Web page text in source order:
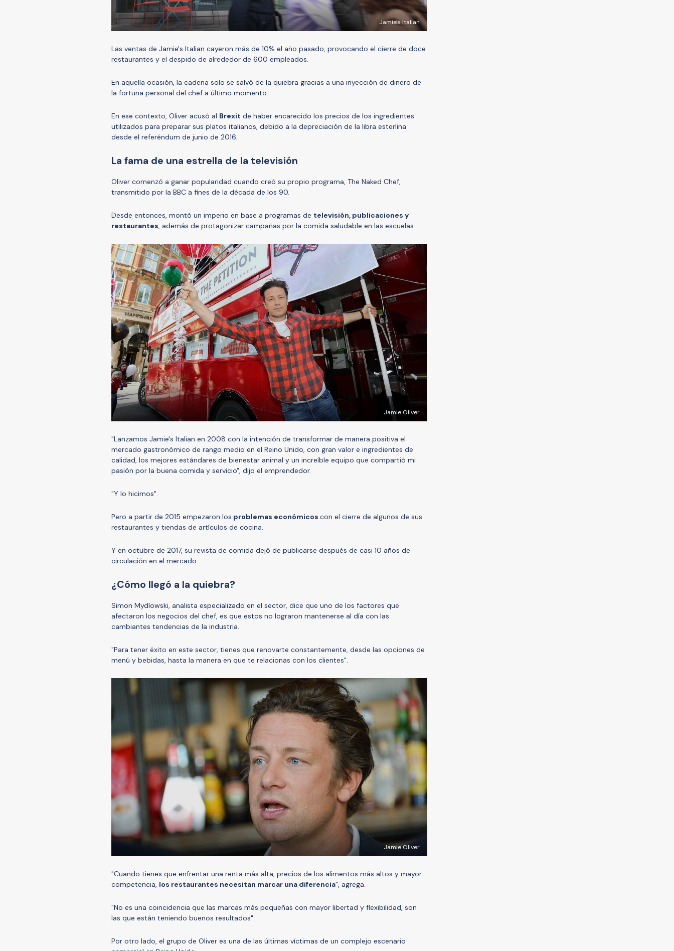
Jamie's Italian
Las ventas de Jamie's Italian cayeron más de 10% el año pasado, provocando el cierre de doce
restaurantes y el despido de alrededor de 600 empleados.
En aquella ocasión, la cadena solo se salvó de la quiebra gracias a una inyección de dinero de
la fortuna personal del chef a último momento.
En ese contexto, Oliver acusó al Brexit de haber encarecido los precios de los ingredientes
utilizados para preparar sus platos italianos, debido a la depreciación de la libra esterlina
desde el referéndum de junio de 2016.
La fama de una estrella de la televisión
Oliver comenzó a ganar popularidad cuando creó su propio programa, The Naked Chef,
transmitido por la BBC a fines de la década de los 90.
Desde entonces, montó un imperio en base a programas de televisión, publicaciones y
restaurantes, además de protagonizar campañas por la comida saludable en las escuelas.
Jamie Oliver
"Lanzamos Jamie's Italian en 2008 con la intención de transformar de manera positiva el
mercado gastronómico de rango medio en el Reino Unido, con gran valor e ingredientes de
calidad, los mejores estándares de bienestar animal y un increíble equipo que compartió mi
pasión por la buena comida y servicio", dijo el emprendedor.
"Y lo hicimos".
Pero a partir de 2015 empezaron los problemas económicos con el cierre de algunos de sus
restaurantes y tiendas de artículos de cocina.
Y en octubre de 2017, su revista de comida dejó de publicarse después de casi 10 años de
circulación en el mercado.
¿Cómo llegó a la quiebra?
Simon Mydlowski, analista especializado en el sector, dice que uno de los factores que
afectaron los negocios del chef, es que estos no lograron mantenerse al día con las
cambiantes tendencias de la industria.
"Para tener éxito en este sector, tienes que renovarte constantemente, desde las opciones de
menú y bebidas, hasta la manera en que te relacionas con los clientes".
Jamie Oliver
"Cuando tienes que enfrentar una renta más alta, precios de los alimentos más altos y mayor
competencia, los restaurantes necesitan marcar una diferencia", agrega.
"No es una coincidencia que las marcas más pequeñas con mayor libertad y flexibilidad, son
las que están teniendo buenos resultados".
Por otro lado, el grupo de Oliver es una de las últimas víctimas de un complejo escenario